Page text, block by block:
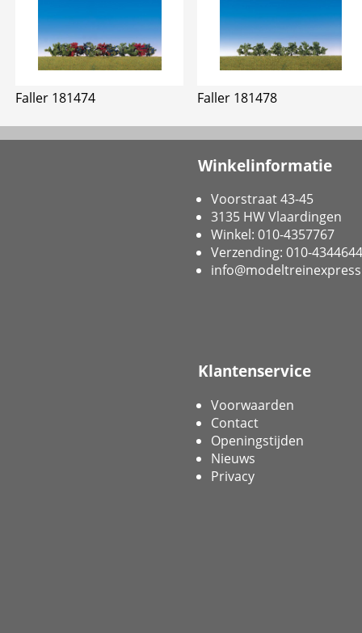
Faller 181474 Faller 181478
Winkelinformatie
Voorstraat 43-45
3135 HW Vlaardingen
Winkel: 010-4357767
Verzending: 010-4344644
Klantenservice
Voorwaarden
Contact
Openingstijden
Nieuws
Privacy